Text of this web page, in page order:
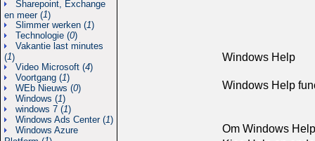
Sharepoint, Exchange
en meer (1)
Slimmer werken (1)
Technologie (0)
Vakantie last minutes
(1)
Video Microsoft (4)
Voortgang (1)
WEb Nieuws (0)
Windows (1)
windows 7 (1)
Windows Ads Center (1)
Windows Azure
Windows Help
Windows Help
Om Windows